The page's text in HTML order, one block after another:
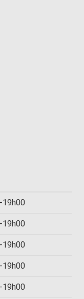
19h00
19h00
19h00
19h00
19h00